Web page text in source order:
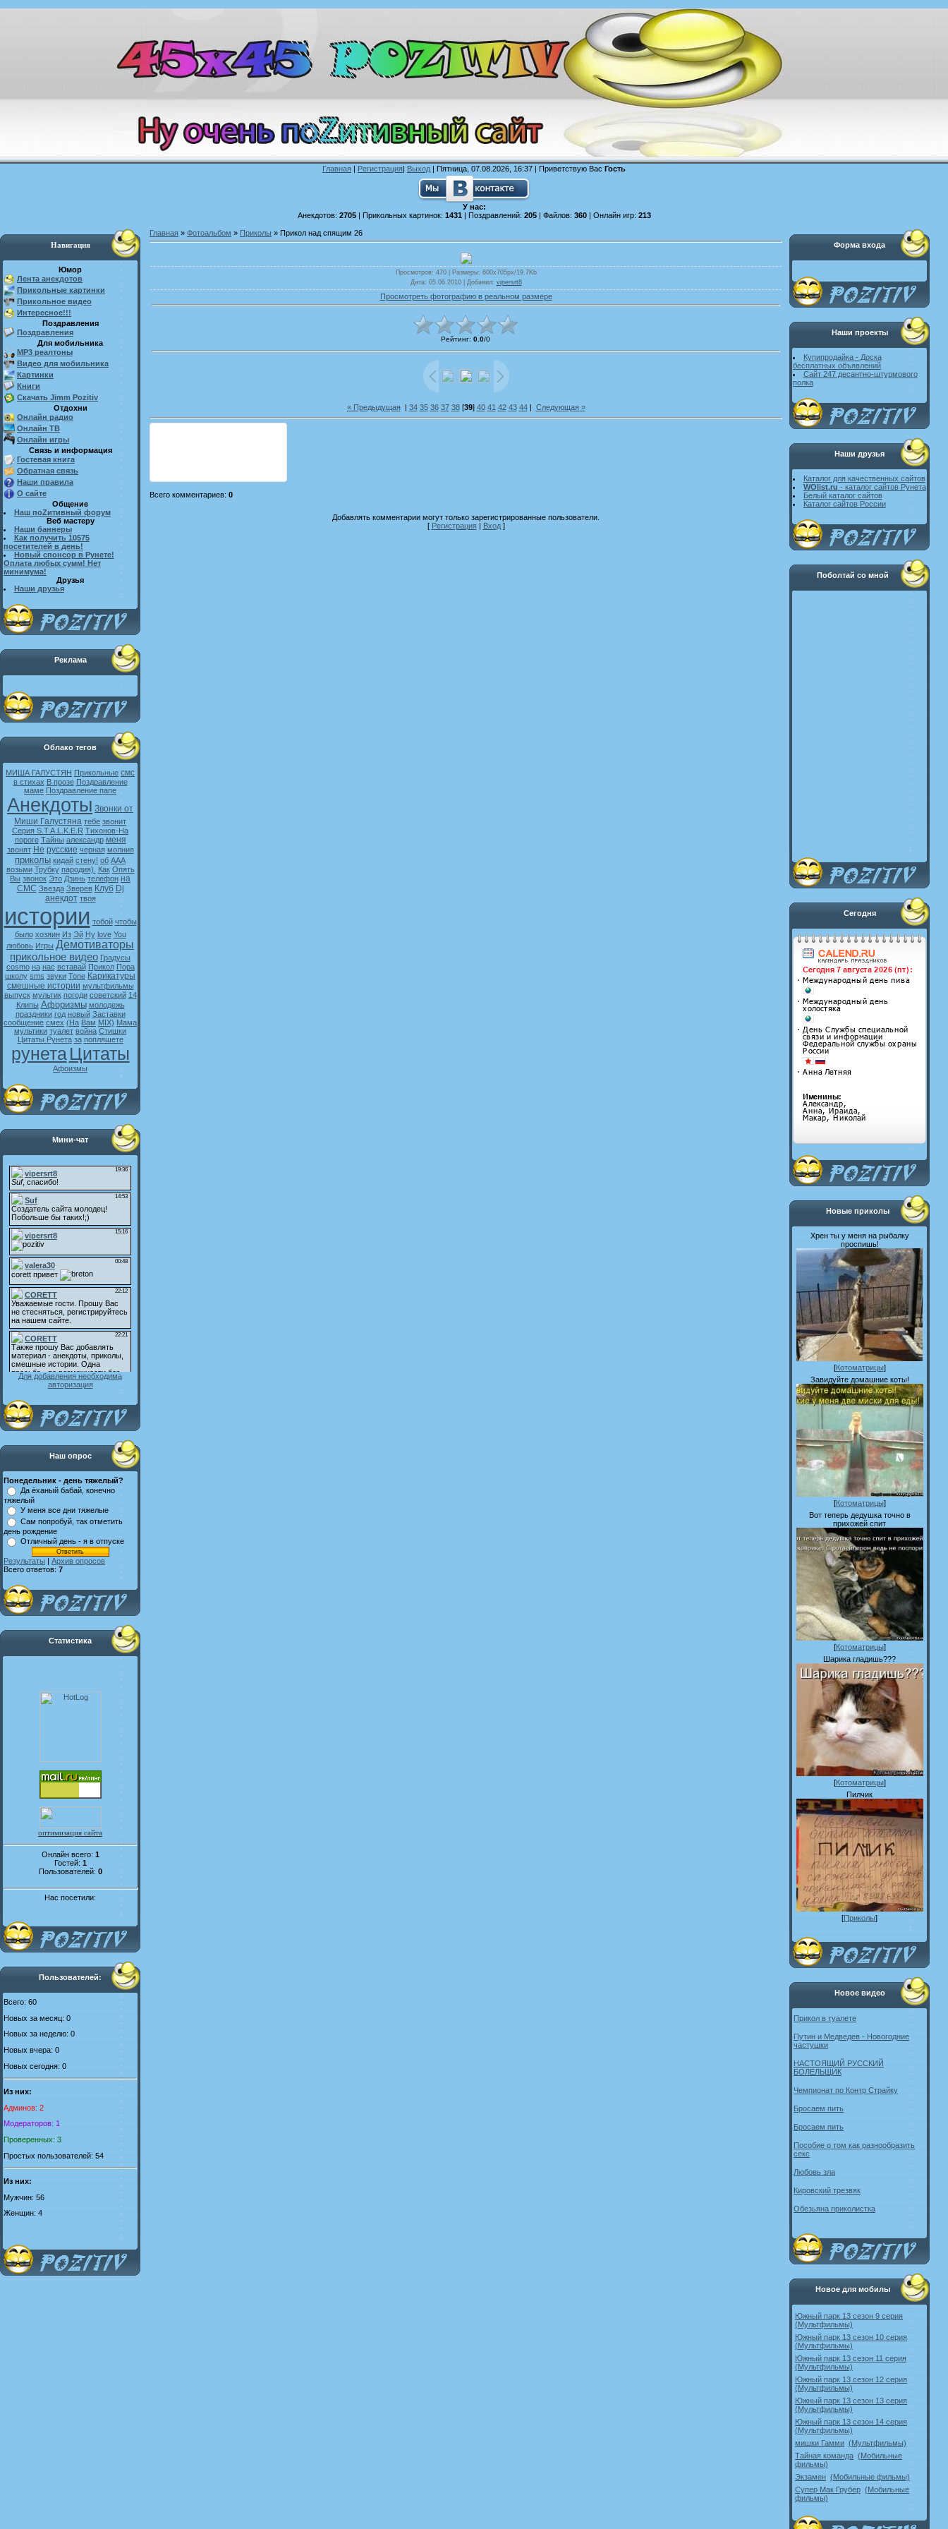
Главная | Регистрация| Выход | Пятница, 07.08.2026, 16:37 | Приветствую Вас Гость
У нас:
Анекдотов: 2705| Прикольных картинок: 1431| Поздравлений: 205| Файлов: 360| Онлайн игр: 213
Навигация
Юмор
Лента анекдотов
Прикольные картинки
Прикольное видео
Интересное!!!
Поздравления
Поздравления
Для мобильника
MP3 реалтоны
Видео для мобильника
Картинки
Книги
Скачать Jimm Pozitiv
Отдохни
Онлайн радио
Онлайн ТВ
Онлайн игры
Связь и информация
Гостевая книга
Обратная связь
Наши правила
О сайте
Общение
Наш поZитивный форум
Веб мастеру
Наши баннеры
Как получить 10575
посетителей в день!
Новый спонсор в Рунете!
Оплата любых сумм! Нет
минимума!
Друзья
Наши друзья
Реклама
Облако тегов
МИША ГАЛУСТЯН Прикольные смс
в стихах В прозе Поздравление
маме Поздравление папе
Анекдоты Звонки от
Миши Галустяна тебе звонит
Серия S.T.A.L.K.E.R Тихонов-На
пороге Тайны александр меня
звонят Не русские черная молния
приколы кидай стену! об ААА
возьми Трубку пародия). Как Опять
Вы звонок Это Дзинь телефон на
СМС Звезда Зверев Клуб Dj
анекдот твоя
истории тобой чтобы
было хозяин Из Эй Ну love You
любовь Игры Демотиваторы
прикольное видео Градусы
cosmo на нас вставай Прикол Пора
школу sms звуки Tone Карикатуры
смешные истории мультфильмы
выпуск мультик погоди советский 14
Клипы Афоризмы молодежь
праздники год новый Заставки
сообщение смех (На Вам MIX) Мама
мультики туалет война Стишки
Цитаты Рунета за попляшете
рунетаЦитаты
Афоизмы
Мини-чат
Для добавления необходима
авторизация
Наш опрос
Понедельник - день тяжелый?
Да ёханый бабай, конечно
тяжелый
У меня все дни тяжелые
Сам попробуй, так отметить
день рождение
Отличный день - я в отпуске
Результаты | Архив опросов
Всего ответов: 7
Статистика
оптимизация сайта
Онлайн всего: 1
Гостей: 1
Пользователей: 0
Нас посетили:
Пользователей:
Всего: 60
Новых за месяц: 0
Новых за неделю: 0
Новых вчера: 0
Новых сегодня: 0
Из них:
Админов: 2
Модераторов: 1
Проверенных: 3
Простых пользователей: 54
Из них:
Мужчин: 56
Женщин: 4
Главная » Фотоальбом » Приколы » Прикол над спящим 26
Просмотров: 470 | Размеры: 600x705px/19.7Kb
Дата: 05.06.2010 | Добавил: vipersrt8
Просмотреть фотографию в реальном размере
Рейтинг: 0.0/0
« Предыдущая| 34 35 36 37 38[39] 40 41 42 43 44| Следующая »
Всего комментариев: 0
Добавлять комментарии могут только зарегистрированные пользователи.
[ Регистрация| Вход]
Форма входа
Наши проекты
Купипродайка - Доска
бесплатных объявлений
Сайт 247 десантно-штурмового
полка
Наши друзья
Каталог для качественных сайтов
WOlist.ru - каталог сайтов Рунета
Белый каталог сайтов
Каталог сайтов России
Поболтай со мной
Сегодня
Новые приколы
Хрен ты у меня на рыбалку
проспишь!
[Котоматрицы]
Завидуйте домашние коты!
[Котоматрицы]
Вот теперь дедушка точно в
прихожей спит
[Котоматрицы]
Шарика гладишь???
[Котоматрицы]
Пилчик
[Приколы]
Новое видео
Прикол в туалете
Путин и Медведев - Новогодние
частушки
НАСТОЯЩИЙ РУССКИЙ
БОЛЕЛЬЩИК
Чемпионат по Контр Страйку
Бросаем пить
Бросаем пить
Пособие о том как разнообразить
секс
Любовь зла
Кировский трезвяк
Обезьяна приколистка
Новое для мобилы
Южный парк 13 сезон 9 серия
(Мультфильмы)
Южный парк 13 сезон 10 серия
(Мультфильмы)
Южный парк 13 сезон 11 серия
(Мультфильмы)
Южный парк 13 сезон 12 серия
(Мультфильмы)
Южный парк 13 сезон 13 серия
(Мультфильмы)
Южный парк 13 сезон 14 серия
(Мультфильмы)
мишки Гамми (Мультфильмы)
Тайная команда (Мобильные
фильмы)
Экзамен (Мобильные фильмы)
Супер Мак Грубер (Мобильные
фильмы)